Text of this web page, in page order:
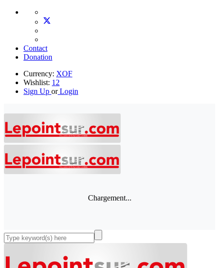
Contact
Donation
Currency: XOF
Wishlist: 12
Sign Up orLogin
Chargement...